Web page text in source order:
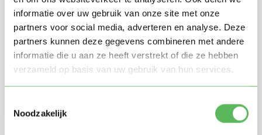
informatie over uw gebruik van onze site met onze
partners voor social media, adverteren en analyse. Deze
partners kunnen deze gegevens combineren met andere
informatie die u aan ze heeft verstrekt of die ze hebben
verzameld op basis van uw gebruik van hun services.
Noodzakelijk
Stuur mij nieuwe profielen in mijn omgeving per
e-mail
Door te registreren ga je akkoord met deAlgemene
voorwaardenvan Oppasland.